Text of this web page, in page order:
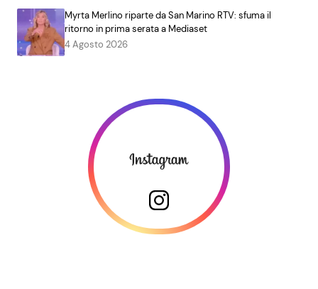
Myrta Merlino riparte da San Marino RTV: sfuma il
ritorno in prima serata a Mediaset
4 Agosto 2026